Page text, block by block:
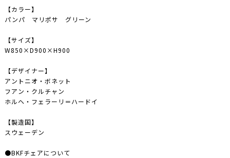
【カラー】
パンパ マリポサ グリーン
【サイズ】
W850×D900×H900
【デザイナー】
アントニオ・ボネット
フアン・クルチャン
ホルヘ・フェラーリ＝ハードイ
【製造国】
スウェーデン
●BKFチェアについて